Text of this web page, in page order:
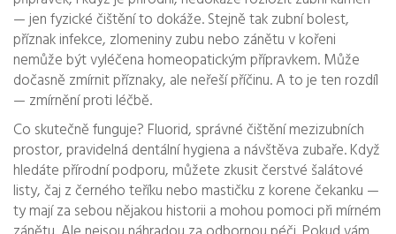
— jen fyzické čištění to dokáže. Stejně takzubní bolest,
příznak infekce, zlomeniny zubu nebo zánětu v kořeni
nemůže být vyléčena homeopatickým přípravkem. Může
dočasně zmírnit příznaky, ale neřeší příčinu. A to je ten rozdíl
— zmírnění proti léčbě.
Co skutečně funguje? Fluorid, správné čištění mezizubních
prostor, pravidelná dentální hygiena a návštěva zubaře. Když
hledáte přírodní podporu, můžete zkusit čerstvé šalátové
listy, čaj z černého teříku nebo mastičku z korene čekanku —
ty mají za sebou nějakou historii a mohou pomoci při mírném